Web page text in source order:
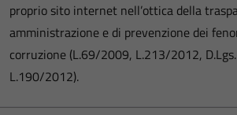
proprio sito internet nell’ottica della
amministrazione e di prevenzione dei
corruzione (L.69/2009, L.213/2012,
L.190/2012).